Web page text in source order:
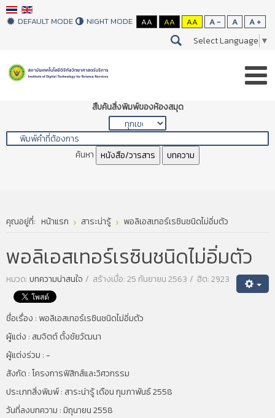
DEFAULT MODE NIGHT MODE AA AA AA A - A A +
Select Language ▼
สืบค้นสิ่งพิมพ์ของห้องสมุด
ค้นหา หนังสือ/วารสาร บทความ
คุณอยู่ที่: หน้าแรก สาระน่ารู้ พอลิเอสเทอร์เรซินชนิดไม่อิ่มตัว
พอลิเอสเทอร์เรซินชนิดไม่อิ่มตัว
หมวด:บทความน่าสนใจ สร้างเมื่อ: 25 กันยายน 2563 ฮิต: 2923
ชื่อเรื่อง : พอลิเอสเทอร์เรซินชนิดไม่อิ่มตัว
ผู้แต่ง : สมจิตต์ ตั้งชัยวัฒนา
ผู้แต่งร่วม : -
สังกัด :โครงการฟิสิกส์และวิศวกรรม
ประเภทสิ่งพิมพ์ : สาระน่ารู้ เดือน กุมภาพันธ์ 2558
วันที่ลงบทความ :มิถุนายน 2558